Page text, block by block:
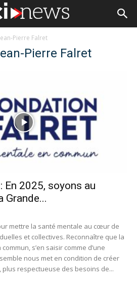
Pierre Falret
Pierre Falret
En 2025, soyons au
Grande...
mettre la santé mentale au cœur de
et collectives. Reconnaître que la
s’en saisir comme d’une
nous met en condition de créer
respectueuse des besoins de...